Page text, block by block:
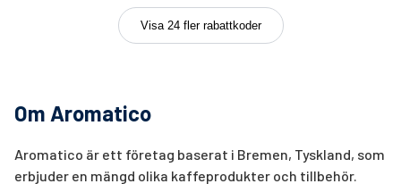
Visa 24 fler rabattkoder
Om Aromatico
Aromatico är ett företag baserat i Bremen, Tyskland, som
erbjuder en mängd olika kaffeprodukter och tillbehör.